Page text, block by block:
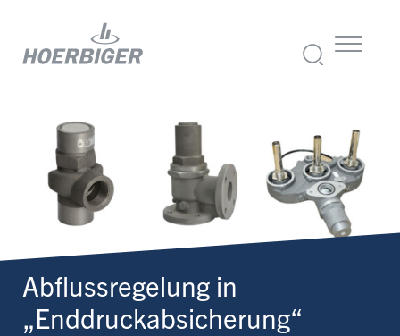
Abflussregelung in
„Enddruckabsicherung“